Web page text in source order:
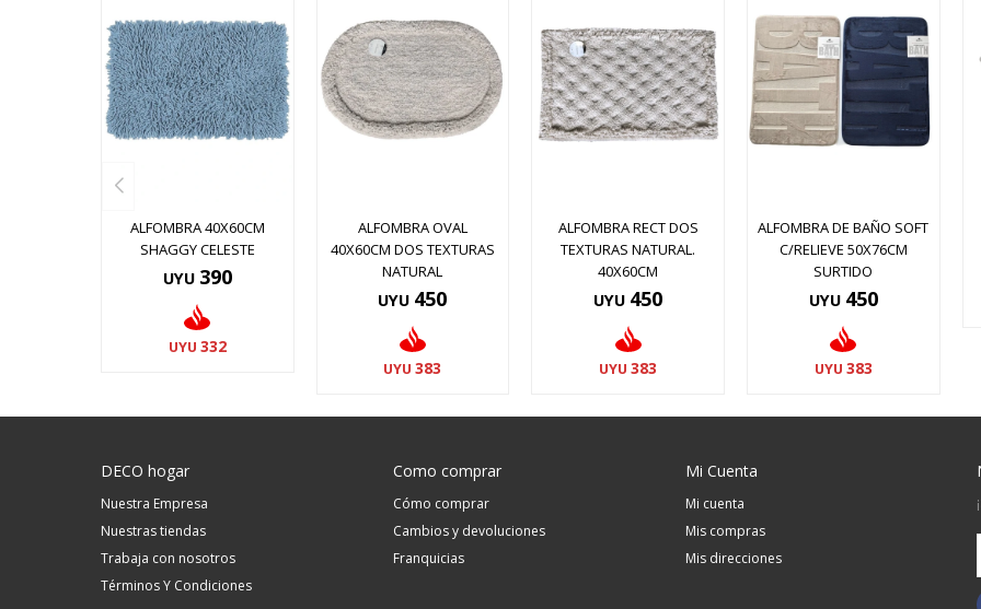
ALFOMBRA 40X60CM
SHAGGY CELESTE
UYU 390
UYU 332
ALFOMBRA OVAL
40X60CM DOS TEXTURAS
NATURAL
UYU 450
UYU 383
ALFOMBRA RECT DOS
TEXTURAS NATURAL.
40X60CM
UYU 450
UYU 383
ALFOMBRA DE BAÑO SOFT
C/RELIEVE 50X76CM
SURTIDO
UYU 450
UYU 383
DECO hogar
Nuestra Empresa
Nuestras tiendas
Trabaja con nosotros
Términos Y Condiciones
Como comprar
Cómo comprar
Cambios y devoluciones
Franquicias
Mi Cuenta
Mi cuenta
Mis compras
Mis direcciones